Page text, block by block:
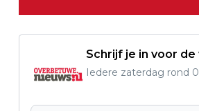
Schrijf je in voor
Iedere zaterdag rond